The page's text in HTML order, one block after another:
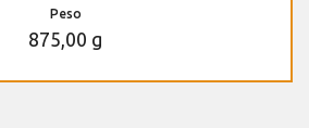
Peso
875,00 g